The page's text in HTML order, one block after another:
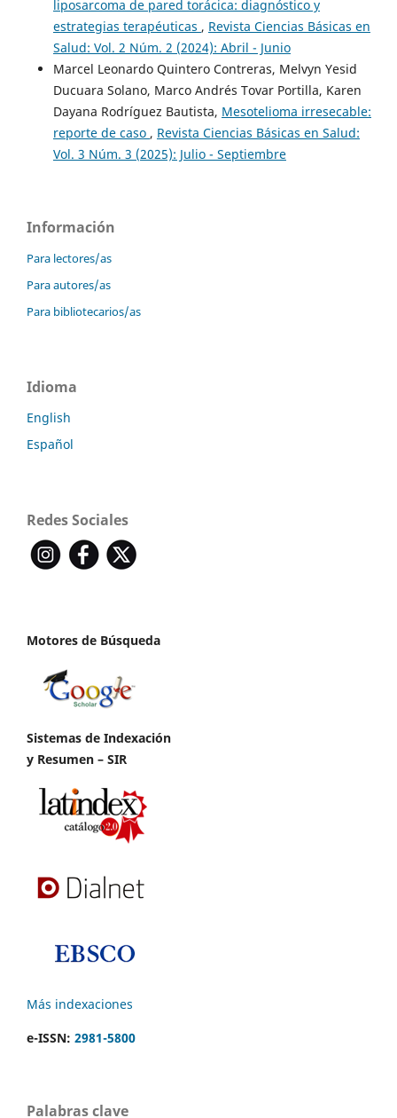
liposarcoma de pared torácica: diagnóstico y
estrategias terapéuticas , Revista Ciencias Básicas en
Salud: Vol. 2 Núm. 2 (2024): Abril - Junio
Marcel Leonardo Quintero Contreras, Melvyn Yesid
Ducuara Solano, Marco Andrés Tovar Portilla, Karen
Dayana Rodríguez Bautista, Mesotelioma irresecable:
reporte de caso , Revista Ciencias Básicas en Salud:
Vol. 3 Núm. 3 (2025): Julio - Septiembre
Información
Para lectores/as
Para autores/as
Para bibliotecarios/as
Idioma
English
Español
Redes Sociales
Motores de Búsqueda
Sistemas de Indexación
y Resumen – SIR
Más indexaciones
e-ISSN: 2981-5800
Palabras clave